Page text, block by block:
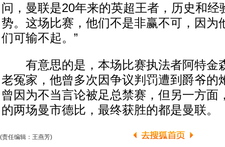
问，曼联是20年来的英超王者，历史和经
势。这场比赛，他们不是非赢不可，因为
们可输不起。”
有意思的是，本场比赛执法者阿特金
老冤家，他曾多次因争议判罚遭到爵爷的
曾因为不当言论被足总禁赛，但另一方面
的两场曼市德比，最终获胜的都是曼联。
(责任编辑：王燕芳)